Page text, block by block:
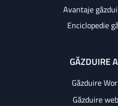
Avantaje
Enciclopedie
GĂZDUIRE
Găzduire
Găzduire